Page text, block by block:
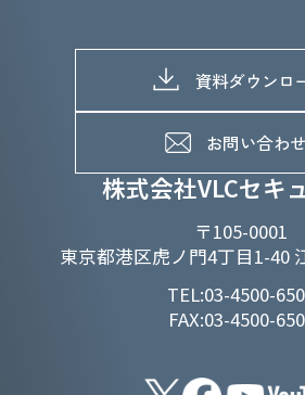
株式会社VLCセキ
〒105-0001
東京都港区虎ノ門4丁目1-40
TEL:03-4500-
FAX:03-4500-
よくあるご質問
SDGs推進体制
D&Iの取り組み
募集職種一覧
メッセージ
メンバーインタビュー
資料ダウンロ
お問い合わせ